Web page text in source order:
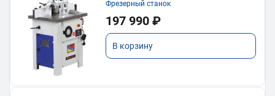
Фрезерный станок
197 990 ₽
В корзину